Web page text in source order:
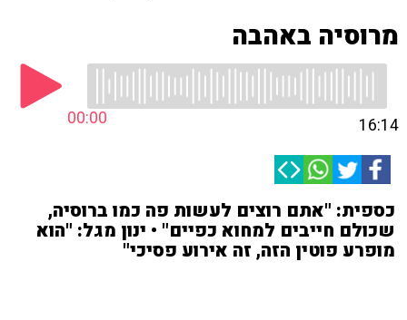
מרוסיה באהבה
00:00 16:14
כספית: "אתם רוצים לעשות פה כמו ברוסיה,
שכולם חייבים למחוא כפיים" • ינון מגל: "הוא
מופרע פוטין הזה, זה אירוע פסיכי"